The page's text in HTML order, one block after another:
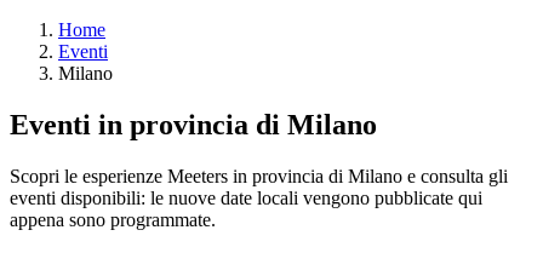
Home
Eventi
Milano
Eventi in provincia di Milano
Scopri le esperienze Meeters in provincia di Milano e consulta gli
eventi disponibili: le nuove date locali vengono pubblicate qui
appena sono programmate.